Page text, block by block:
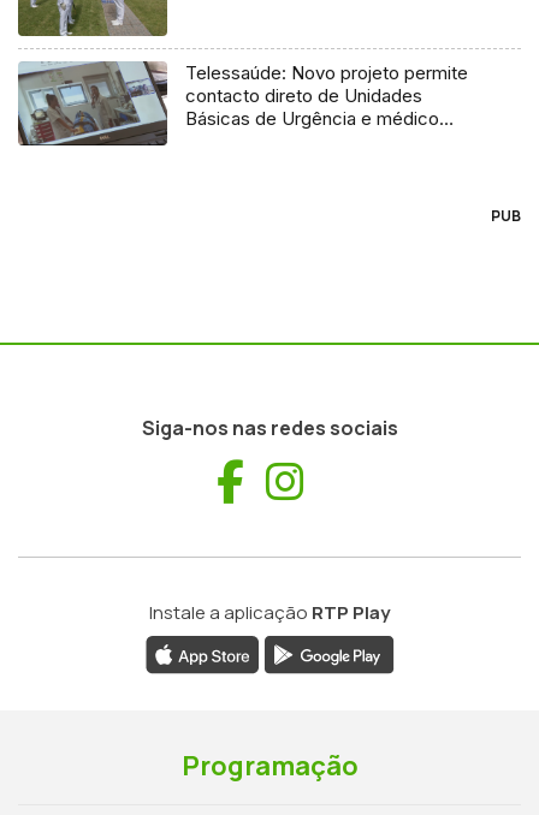
Telessaúde: Novo projeto permite
contacto direto de Unidades
Básicas de Urgência e médico
PUB
Siga-nos nas redes sociais
Facebook
Instale a aplicação RTP Play
Programação